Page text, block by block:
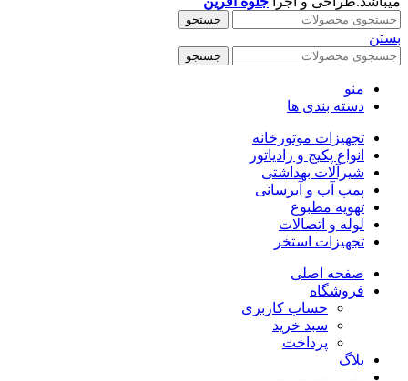
جستجو
بستن
جستجو
منو
دسته بندی ها
تجهیزات موتورخانه
انواع پکیج و رادیاتور
شیرآلات بهداشتی
پمپ آب و آبرسانی
تهویه مطبوع
لوله و اتصالات
تجهیزات استخر
صفحه اصلی
فروشگاه
حساب کاربری
سبد خرید
پرداخت
بلاگ